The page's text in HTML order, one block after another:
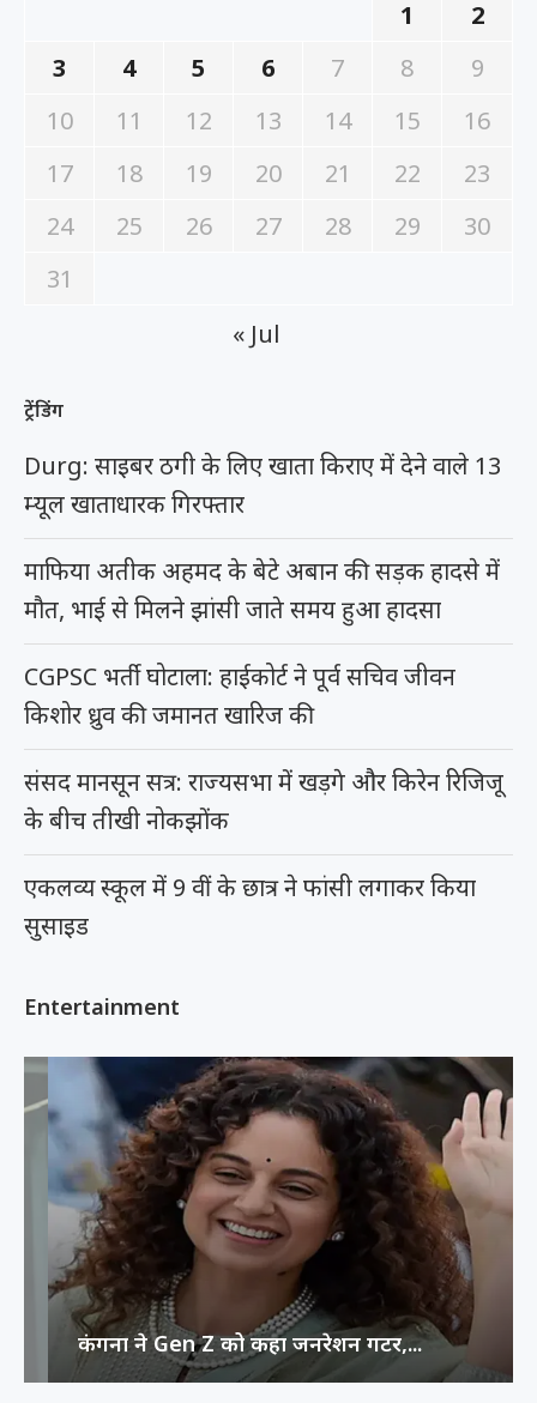
1
2
3
4 5 6 7 8
9
10
11 12 13 14 15
16
17
18 19 20 21 22
23
24
25 26 27 28 29
30
31
« Jul
ट्रेंडिंग
Durg: साइबर ठगी के लिए खाता किराए में देने वाले 13
म्यूल खाताधारक गिरफ्तार
माफिया अतीक अहमद के बेटे अबान की सड़क हादसे में
मौत, भाई से मिलने झांसी जाते समय हुआ हादसा
CGPSC भर्ती घोटाला: हाईकोर्ट ने पूर्व सचिव जीवन
किशोर ध्रुव की जमानत खारिज की
संसद मानसून सत्र: राज्यसभा में खड़गे और किरेन रिजिजू
के बीच तीखी नोकझोंक
एकलव्य स्कूल में 9 वीं के छात्र ने फांसी लगाकर किया
सुसाइड
Entertainment
कंगना ने Gen Z को कहा जनरेशन गटर,...